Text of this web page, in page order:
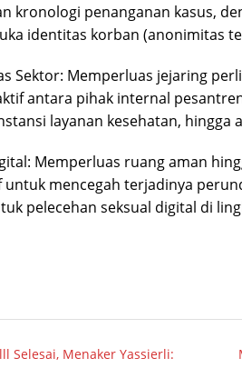
kronologi penanganan kasus,
identitas korban (anonimitas
Sektor: Memperluas jejaring
antara pihak internal
layanan kesehatan, hingga
Memperluas ruang aman
untuk mencegah terjadinya
pelecehan seksual digital di
Selesai, Menaker Yassierli: